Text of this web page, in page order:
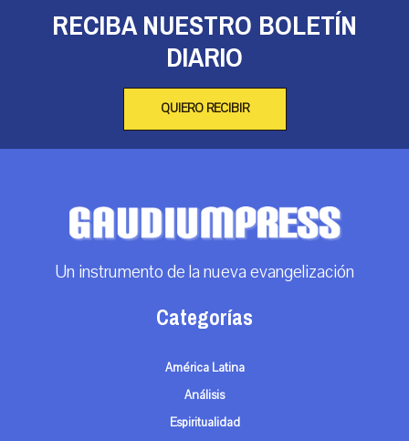
RECIBA NUESTRO BOLETÍN
DIARIO
QUIERO RECIBIR
Un instrumento de la nueva evangelización
Categorías
América Latina
Análisis
Espiritualidad